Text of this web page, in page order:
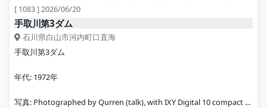
[ 1083 ] 2026/06/20
手取川第3ダム
石川県白山市河内町口直海
手取川第3ダム
年代: 1972年
写真: Photographed by Qurren (talk), with IXY Digital 10 compact